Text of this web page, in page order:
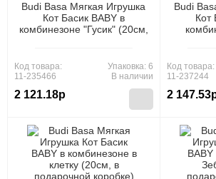
Budi Basa Мягкая Игрушка
Кот Басик BABY в
комбинезоне "Гусик" (20см,
Код товара:
11-235466
2 121.18р
Упаковка: 6
В наличии
Budi
Кот
Код товара:
11-237244
2